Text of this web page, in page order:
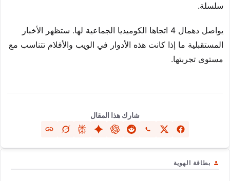
سلسلة.
يواصل دهمال 4 اتجاها الكوميديا الجماعية لها. ستظهر الأخبار
المستقبلية ما إذا كانت هذه الأدوار في الويب والأفلام تتناسب مع
مستوى تجربتها.
شارك هذا المقال
بطاقة الهوية